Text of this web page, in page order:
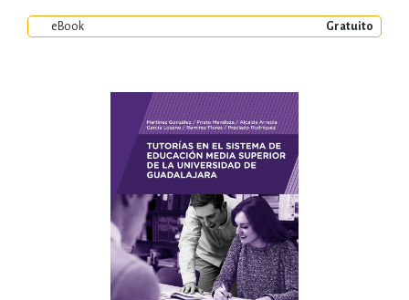
eBook Gratuito